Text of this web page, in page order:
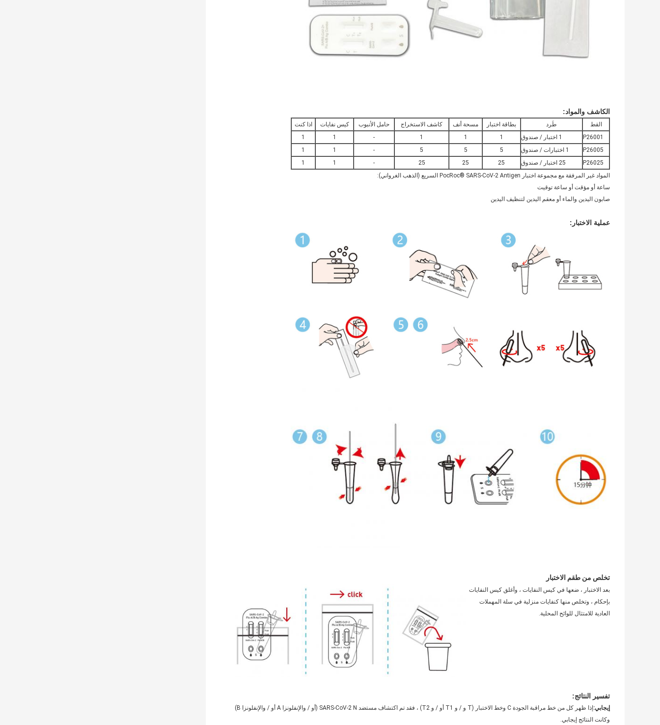
الكاشف والمواد:
القط طَرد بطاقة اختبار مسحة أنف كاشف الاستخراج حامل الأنبوب كيس نفايات
اذا كنت
P26001
1 اختبار / صندوق 1
1
1
-
1
1
P26005
1 اختبارات / صندوق 5
5
5
-
1
1
P26025
25 اختبار / صندوق 25
25
25
-
1
1
المواد غير المرفقة مع مجموعة اختبار PocRoc® SARS-CoV-2 Antigen السريع (الذهب الغرواني):
ساعة أو مؤقت أو ساعة توقيت
صابون اليدين والماء أو معقم اليدين لتنظيف اليدين
عملية الاختبار:
تخلص من طقم الاختبار
بعد الاختبار ، ضعها في كيس النفايات ، وأغلق كيس النفايات
بإحكام ، وتخلص منها كنفايات منزلية في سلة المهملات
العادية للامتثال للوائح المحلية.
تفسير النتائج:
إيجابي:
إذا ظهر كل من خط مراقبة الجودة C وخط الاختبار (T و / و T1 أو / و T2) ، فقد تم اكتشاف مستضد SARS-CoV-2 N (أو / والإنفلونزا A أو / والإنفلونزا B)
وكانت النتائج إيجابي.